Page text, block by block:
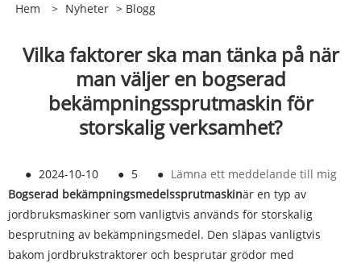
Hem > Nyheter > Blogg
Vilka faktorer ska man tänka på när
man väljer en bogserad
bekämpningssprutmaskin för
storskalig verksamhet?
● 2024-10-10 ● 5 ● Lämna ett meddelande till mig
Bogserad bekämpningsmedelssprutmaskinär en typ av
jordbruksmaskiner som vanligtvis används för storskalig
besprutning av bekämpningsmedel. Den släpas vanligtvis
bakom jordbrukstraktorer och besprutar grödor med